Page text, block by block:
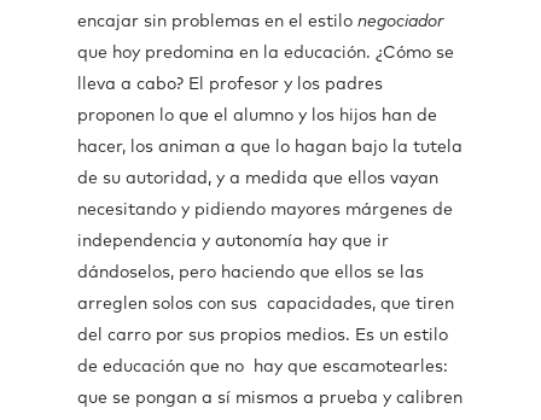
encajar sin problemas en el estilo negociador
que hoy predomina en la educación. ¿Cómo se
lleva a cabo? El profesor y los padres
proponen lo que el alumno y los hijos han de
hacer, los animan a que lo hagan bajo la tutela
de su autoridad, y a medida que ellos vayan
necesitando y pidiendo mayores márgenes de
independencia y autonomía hay que ir
dándoselos, pero haciendo que ellos se las
arreglen solos con sus capacidades, que tiren
del carro por sus propios medios. Es un estilo
de educación que no hay que escamotearles:
que se pongan a sí mismos a prueba y calibren